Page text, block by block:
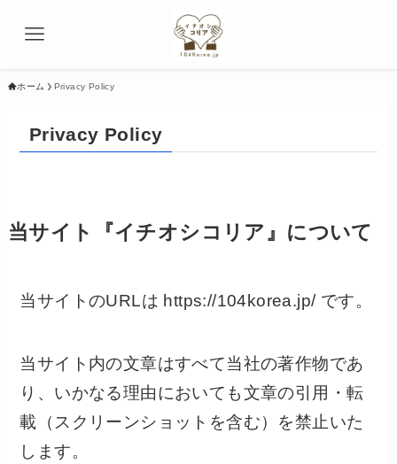
ホーム Privacy Policy
Privacy Policy
当サイト『イチオシコリア』について
当サイトのURLは https://104korea.jp/ です。
当サイト内の文章はすべて当社の著作物であ
り、いかなる理由においても文章の引用・転
載（スクリーンショットを含む）を禁止いた
します。